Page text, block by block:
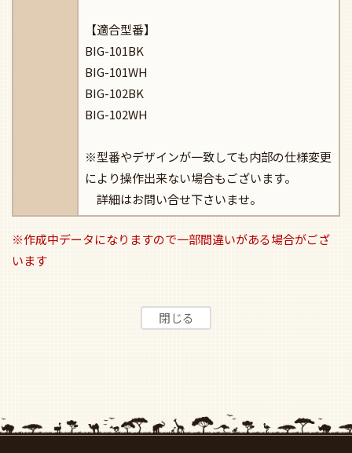
【適合型番】
BIG-101BK
BIG-101WH
BIG-102BK
BIG-102WH
※型番やデザインが一致しても内部の仕様変更
により操作出来ない場合もございます。
詳細はお問い合せ下さいませ。
※作成中データになりますので一部間違いがある場合がござ
います